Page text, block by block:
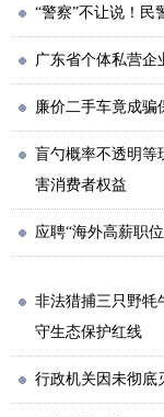
“警察”不让说！民
广东省个体私营企
廉价二手车竟成骗
盲勺概率不透明等
害消费者权益
应聘“海外高薪职
非法猎捕三只野牦
守生态保护红线
行政机关因未彻底